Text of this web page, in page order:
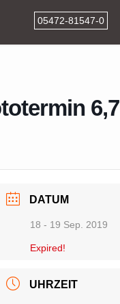
05472-81547-0
Events Fototermin 6,7
6,7
DATUM
18 - 19 Sep. 2019
Expired!
UHRZEIT